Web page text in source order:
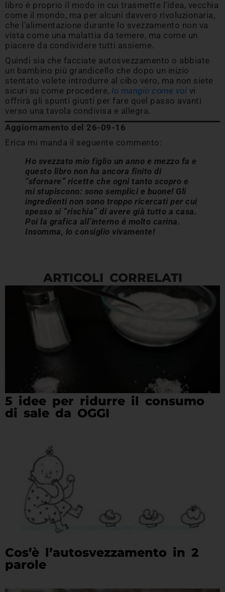
libro è proprio il modo in cui trasmette l’idea, vecchia
come il mondo, ma per alcuni davvero rivoluzionaria,
che l’alimentazione durante lo svezzamento non va
vista come una malattia da temere, ma come un
piacere da condividere tutti assieme.
Quindi sia che facciate autosvezzamento o abbiate
un bambino più grandicello che dopo un inizio
stentato volete introdurre al cibo vero, ma non siete
sicuri su come procedere, Io mangio come voi vi
offrirà gli spunti giusti per fare quel passo avanti
verso una tavola condivisa e allegra.
Aggiornamento del 26-09-16
Erica mi manda il seguente commento:
Ho svezzato mio figlio un anno e mezzo fa e
questo libro non ha ancora finito di
“sfornare” ricette che ogni tanto scopro e
mi stupiscono: sono semplici e buone! Gli
ingredienti non sono troppo ricercati per cui
spesso si “rischia” di avere già tutto a casa.
Poi la grafica all’interno é molto carina.
Insomma, lo consiglio vivamente!
ARTICOLI CORRELATI
5 idee per ridurre il consumo
di sale da OGGI
Cos’è l’autosvezzamento in 2
parole